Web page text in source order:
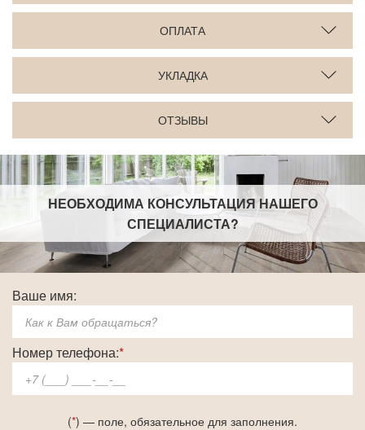
ОПЛАТА
УКЛАДКА
ОТЗЫВЫ
НЕОБХОДИМА КОНСУЛЬТАЦИЯ НАШЕГО
СПЕЦИАЛИСТА?
Ваше имя:
Номер телефона:*
(*) — поле, обязательное для заполнения.